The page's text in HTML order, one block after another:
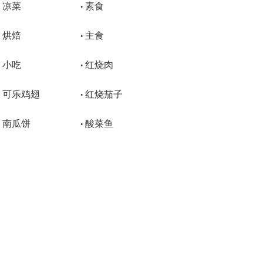
凉菜 • 素食
烘焙 • 主食
小吃 • 红烧肉
可乐鸡翅 • 红烧茄子
南瓜饼 • 酸菜鱼